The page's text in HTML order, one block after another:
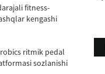
fitness-
kengashi
ritmik pedal
sozlanishi